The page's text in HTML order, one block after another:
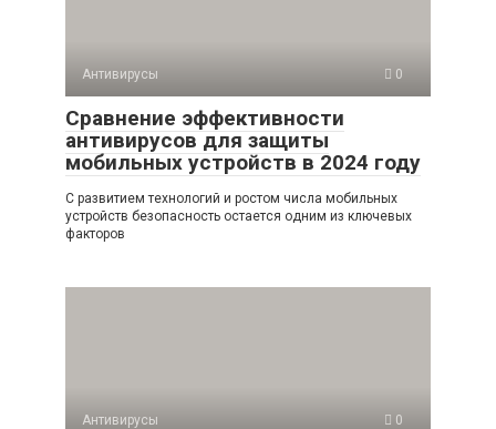
Антивирусы 0
Сравнение эффективности
антивирусов для защиты
мобильных устройств в 2024 году
С развитием технологий и ростом числа мобильных
устройств безопасность остается одним из ключевых
факторов
Антивирусы 0